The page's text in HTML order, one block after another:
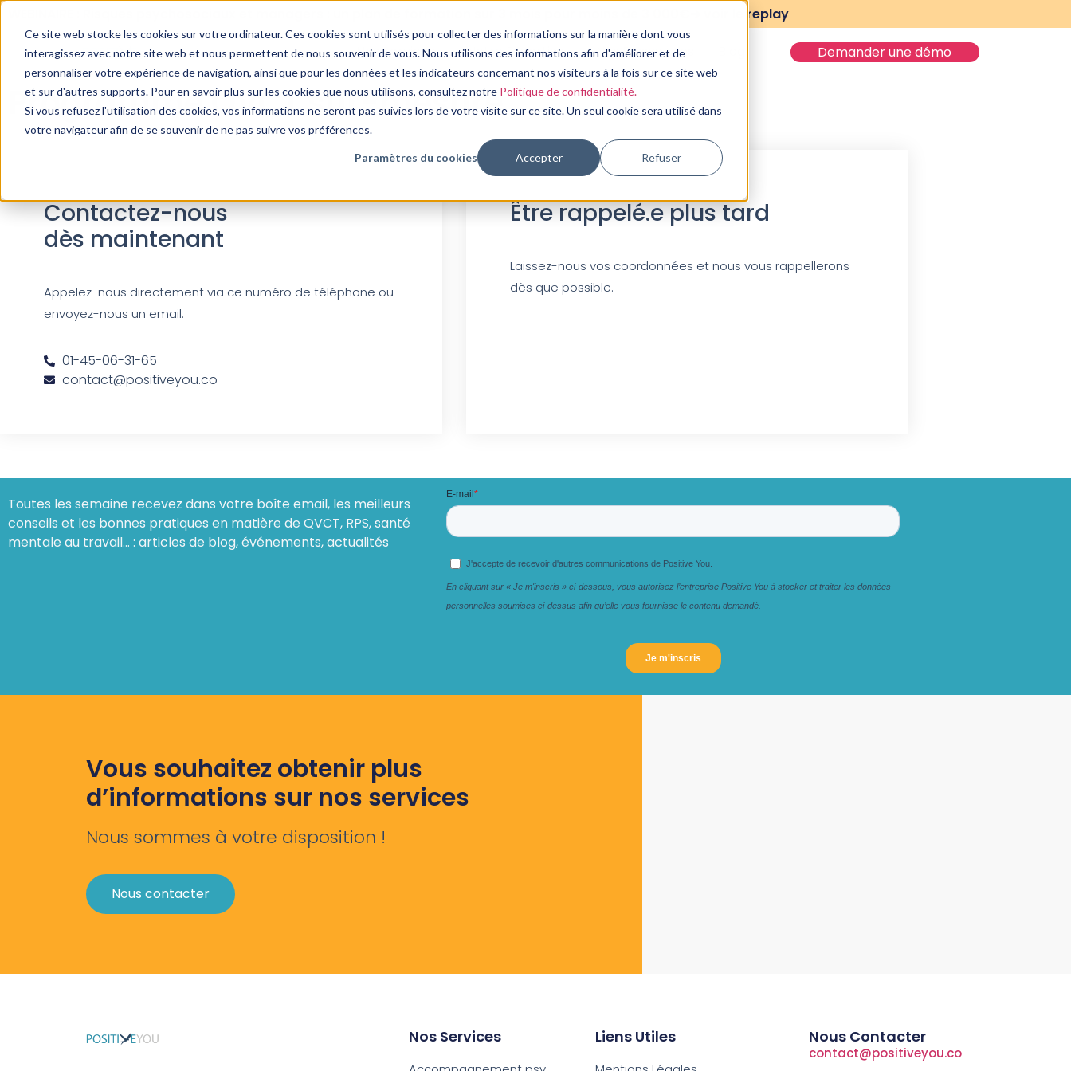
Ce site web stocke les cookies sur votre ordinateur. Ces cookies sont utilisés pour collecter des informations sur la manière dont vous
interagissez avec notre site web et nous permettent de nous souvenir de vous. Nous utilisons ces informations afin d'améliorer et de
personnaliser votre expérience de navigation, ainsi que pour les données et les indicateurs concernant nos visiteurs à la fois sur ce site web
et sur d'autres supports. Pour en savoir plus sur les cookies que nous utilisons, consultez notre Politique de confidentialité.
Si vous refusez l'utilisation des cookies, vos informations ne seront pas suivies lors de votre visite sur ce site. Un seul cookie sera utilisé dans
votre navigateur afin de se souvenir de ne pas suivre vos préférences.
Paramètres du cookies Accepter Refuser
WEBINAIRE : Risques psychosociaux et managers : un plan de formation sur 3 mois pour moins de 3 000€➔ voir le replay
Nos Services Notre Expertise Nos Ressources Demander une démo
Programme QVCT sur-mesure​
Contactez-nous
dès maintenant
Appelez-nous directement via ce numéro de téléphone ou
envoyez-nous un email.
01-45-06-31-65
contact@positiveyou.co
Être rappelé.e plus tard
Laissez-nous vos coordonnées et nous vous rappellerons
dès que possible.
Toutes les semaine recevez dans votre boîte email, les meilleurs
conseils et les bonnes pratiques en matière de QVCT, RPS, santé
mentale au travail… : articles de blog, événements, actualités
Vous souhaitez obtenir plus
d’informations sur nos services
Nous sommes à votre disposition !
Nous contacter
Nos Services Liens Utiles Nous Contacter
contact@positiveyou.co